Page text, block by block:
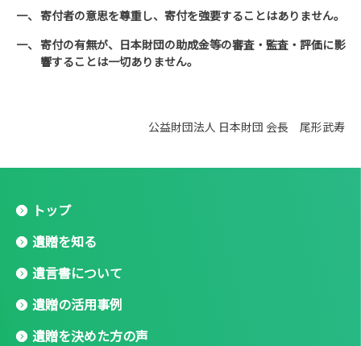
寄付者の意思を尊重し、寄付を強要することはありません。
寄付の有無が、日本財団の助成金等の審査・監査・評価に影
響することは一切ありません。
公益財団法人 日本財団 会長 尾形武寿
トップ
遺贈を知る
遺言書について
遺贈の活用事例
遺贈を決めた方の声